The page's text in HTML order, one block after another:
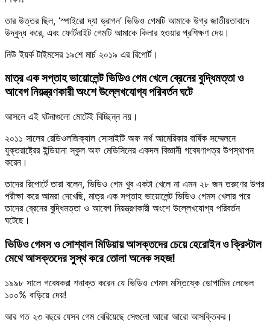
তার উত্তর ছিল, ‘স্পাইরো দ্যা ড্রাগন’ ভিডিও গেমটি আমাকে উগ্র জাতীয়তাবাদে
উদ্বুদ্ধ করে, এবং ফোর্টনাইট গেমটি আমাকে কিলার হওয়ার প্রশিক্ষণ দেয়।
নিউ ইয়র্ক টাইমসের ১৯শে মার্চ ২০১৯ এর রিপোর্ট।
মাত্র এক সপ্তাহ ভায়োলেন্ট ভিডিও গেম খেলে ব্রেনের বুদ্ধিমত্তা ও
আবেগ নিয়ন্ত্রণকারী অংশে উল্লেখযোগ্য পরিবর্তন ঘটে
আসলে এই ঘটনাগুলো মোটেই বিচ্ছিন্ন নয়।
২০১১ সালের রেডিওলজিক্যাল সোসাইটি অফ নর্থ আমেরিকার বার্ষিক সম্মেলনে
যুক্তরাষ্ট্রের ইন্ডিয়ানা স্কুল অফ মেডিসিনের একদল বিজ্ঞানী গবেষণাপত্র উপস্থাপন
করেন।
তাদের রিপোর্টে তারা বলেন, ভিডিও গেম খুব একটা খেলে না এমন ২৮ জন তরুণের উপর
পরীক্ষা করে আমরা দেখেছি, মাত্র এক সপ্তাহ ভায়োলেন্ট ভিডিও গেমস খেলার পরে
তাদের ব্রেনের বুদ্ধিমত্তা ও আবেগ নিয়ন্ত্রণকারী অংশে উল্লেখযোগ্য পরিবর্তন
ঘটেছে।
ভিডিও গেমস ও সোশ্যাল মিডিয়ায় আসক্তদের চেয়ে হেরোইন ও ক্রিস্টাল
মেথে আসক্তদের সুস্থ করে তোলা অনেক সহজ!
১৯৯৮ সালে গবেষকরা শনাক্ত করেন যে ভিডিও গেমস মস্তিষ্কে ডোপামিন লেভেল
১০০% বাড়িয়ে দেয়!
আর গত ২৩ বছরে যেসব গেম বেরিয়েছে সেগুলো আরো আরো আসক্তিকর।